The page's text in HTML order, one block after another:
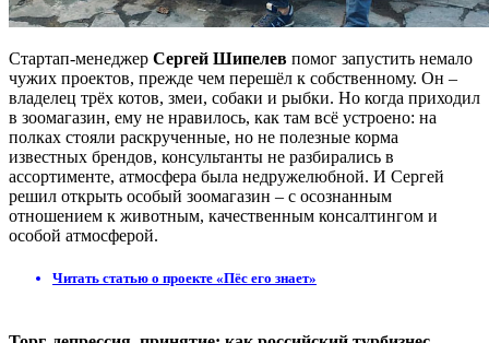
Стартап-менеджер Сергей Шипелев помог запустить немало
чужих проектов, прежде чем перешёл к собственному. Он –
владелец трёх котов, змеи, собаки и рыбки. Но когда приходил
в зоомагазин, ему не нравилось, как там всё устроено: на
полках стояли раскрученные, но не полезные корма
известных брендов, консультанты не разбирались в
ассортименте, атмосфера была недружелюбной. И Сергей
решил открыть особый зоомагазин – с осознанным
отношением к животным, качественным консалтингом и
особой атмосферой.
Читать статью о проекте «Пёс его знает»